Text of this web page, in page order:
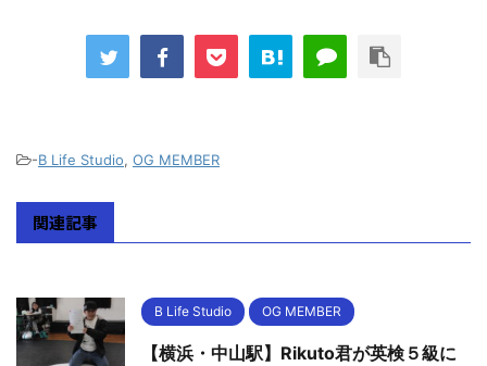
-B Life Studio, OG MEMBER
関連記事
B Life Studio OG MEMBER
【横浜・中山駅】Rikuto君が英検５級に